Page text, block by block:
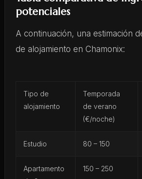
potenciales
A continuación, una estimación
de alojamiento en Chamonix:
Tipo de
alojamiento
Temporada
de verano
(€/noche)
Estudio 80 – 150
Apartamento
150 – 250